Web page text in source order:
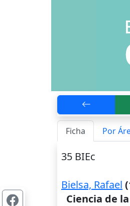
Ficha Por
35 BIEc
Bielsa, Rafael
Ciencia de